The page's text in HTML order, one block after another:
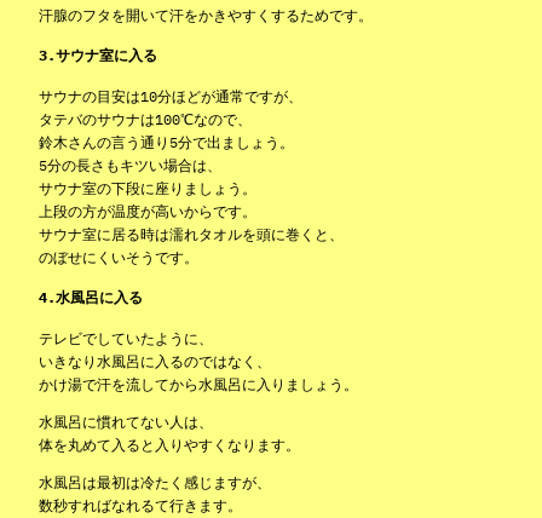
汗腺のフタを開いて汗をかきやすくするためです。
3.サウナ室に入る
サウナの目安は10分ほどが通常ですが、
タテバのサウナは100℃なので、
鈴木さんの言う通り5分で出ましょう。
5分の長さもキツい場合は、
サウナ室の下段に座りましょう。
上段の方が温度が高いからです。
サウナ室に居る時は濡れタオルを頭に巻くと、
のぼせにくいそうです。
4.水風呂に入る
テレビでしていたように、
いきなり水風呂に入るのではなく、
かけ湯で汗を流してから水風呂に入りましょう。
水風呂に慣れてない人は、
体を丸めて入ると入りやすくなります。
水風呂は最初は冷たく感じますが、
数秒すればなれるて行きます。